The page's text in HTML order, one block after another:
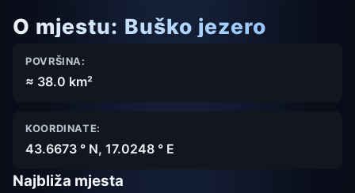
O mjestu: Buško jezero
POVRŠINA:
≈ 38.0 km²
KOORDINATE:
43.6673 ° N, 17.0248 ° E
Najbliža mjesta